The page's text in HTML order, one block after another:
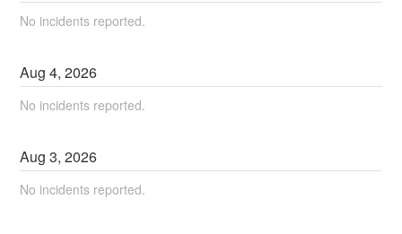
No incidents reported.
Aug4,2026
No incidents reported.
Aug3,2026
No incidents reported.